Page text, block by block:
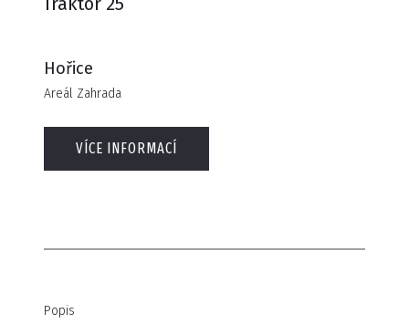
Hořice
Areál Zahrada
VÍCE INFORMACÍ
Popis